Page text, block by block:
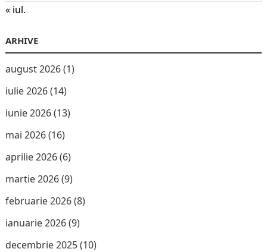
« iul.
ARHIVE
august 2026(1)
iulie 2026(14)
iunie 2026(13)
mai 2026(16)
aprilie 2026(6)
martie 2026(9)
februarie 2026(8)
ianuarie 2026(9)
decembrie 2025(10)